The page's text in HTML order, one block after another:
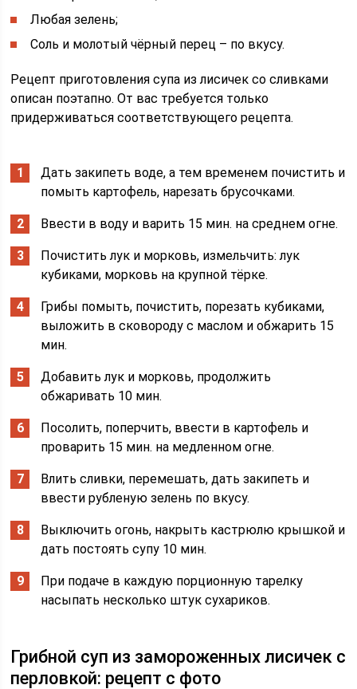
Любая зелень;
Соль и молотый чёрный перец – по вкусу.
Рецепт приготовления супа из лисичек со сливками
описан поэтапно. От вас требуется только
придерживаться соответствующего рецепта.
Дать закипеть воде, а тем временем почистить и
помыть картофель, нарезать брусочками.
Ввести в воду и варить 15 мин. на среднем огне.
Почистить лук и морковь, измельчить: лук
кубиками, морковь на крупной тёрке.
Грибы помыть, почистить, порезать кубиками,
выложить в сковороду с маслом и обжарить 15
мин.
Добавить лук и морковь, продолжить
обжаривать 10 мин.
Посолить, поперчить, ввести в картофель и
проварить 15 мин. на медленном огне.
Влить сливки, перемешать, дать закипеть и
ввести рубленую зелень по вкусу.
Выключить огонь, накрыть кастрюлю крышкой и
дать постоять супу 10 мин.
При подаче в каждую порционную тарелку
насыпать несколько штук сухариков.
Грибной суп из замороженных лисичек с
перловкой: рецепт с фото